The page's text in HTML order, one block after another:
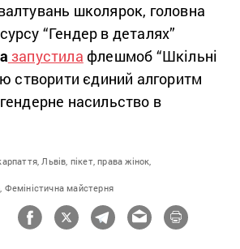
школярок, головна
“Гендер в деталях”
запустила флешмоб “Шкільні
створити єдиний алгоритм
насильство в
Львів, пікет, права жінок,
Феміністична майстерня